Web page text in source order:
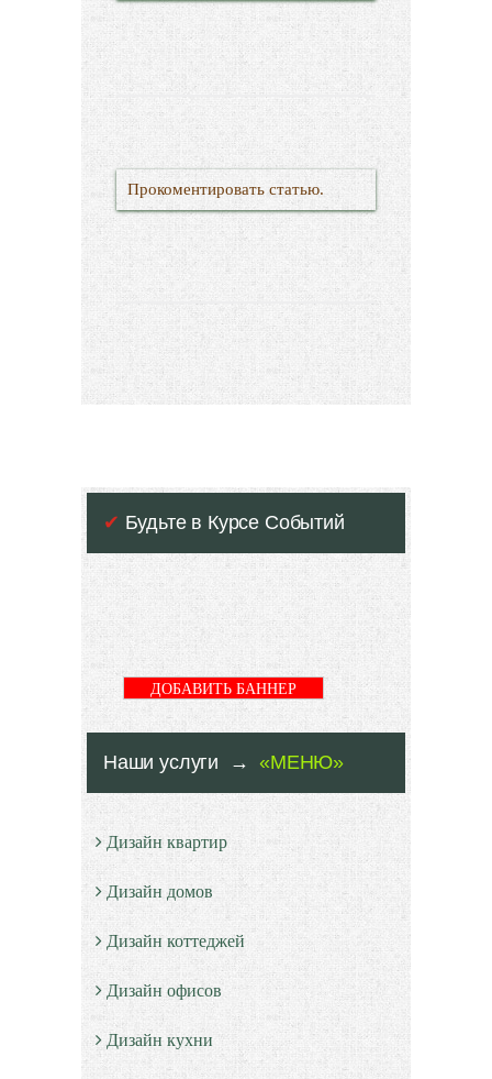
Прокоментировать статью.
✔ Будьте в Курсе Событий
ДОБАВИТЬ БАННЕР
Наши услуги →«МЕНЮ»
Дизайн квартир
Дизайн домов
Дизайн коттеджей
Дизайн офисов
Дизайн кухни